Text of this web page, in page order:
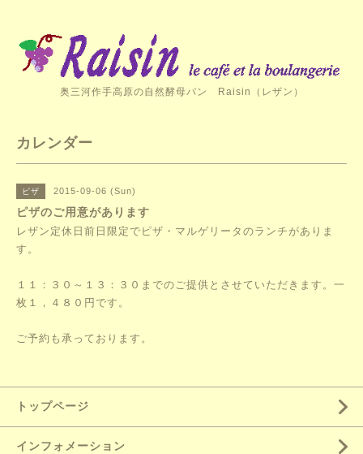
奥三河作手高原の自然酵母パン Raisin（レザン）
カレンダー
ピザ 2015-09-06 (Sun)
ピザのご用意があります
レザン定休日前日限定でピザ・マルゲリータのランチがありま
す。
１１：３０～１３：３０までのご提供とさせていただきます。一
枚１，４８０円です。
ご予約も承っております。
トップページ
インフォメーション